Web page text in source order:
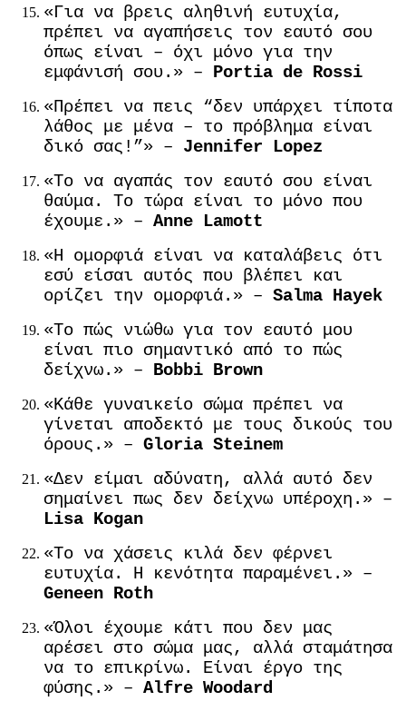
«Για να βρεις αληθινή ευτυχία,
πρέπει να αγαπήσεις τον εαυτό σου
όπως είναι – όχι μόνο για την
εμφάνισή σου.» – Portia de Rossi
«Πρέπει να πεις “δεν υπάρχει τίποτα
λάθος με μένα – το πρόβλημα είναι
δικό σας!”» – Jennifer Lopez
«Το να αγαπάς τον εαυτό σου είναι
θαύμα. Το τώρα είναι το μόνο που
έχουμε.» – Anne Lamott
«Η ομορφιά είναι να καταλάβεις ότι
εσύ είσαι αυτός που βλέπει και
ορίζει την ομορφιά.» – Salma Hayek
«Το πώς νιώθω για τον εαυτό μου
είναι πιο σημαντικό από το πώς
δείχνω.» – Bobbi Brown
«Κάθε γυναικείο σώμα πρέπει να
γίνεται αποδεκτό με τους δικούς του
όρους.» – Gloria Steinem
«Δεν είμαι αδύνατη, αλλά αυτό δεν
σημαίνει πως δεν δείχνω υπέροχη.» –
Lisa Kogan
«Το να χάσεις κιλά δεν φέρνει
ευτυχία. Η κενότητα παραμένει.» –
Geneen Roth
«Όλοι έχουμε κάτι που δεν μας
αρέσει στο σώμα μας, αλλά σταμάτησα
να το επικρίνω. Είναι έργο της
φύσης.» – Alfre Woodard